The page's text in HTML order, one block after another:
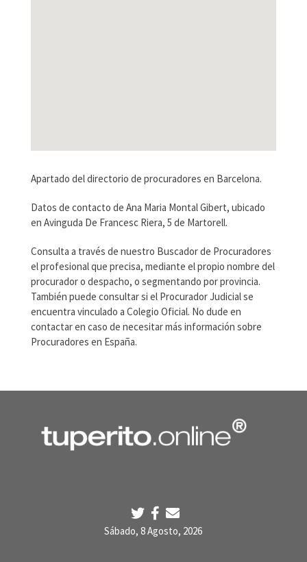
Apartado del directorio de procuradores en Barcelona.
Datos de contacto de Ana Maria Montal Gibert, ubicado
en Avinguda De Francesc Riera, 5 de Martorell.
Consulta a través de nuestro Buscador de Procuradores
el profesional que precisa, mediante el propio nombre del
procurador o despacho, o segmentando por provincia.
También puede consultar si el Procurador Judicial se
encuentra vinculado a Colegio Oficial. No dude en
contactar en caso de necesitar más información sobre
Procuradores en España.
Sábado, 8 Agosto, 2026